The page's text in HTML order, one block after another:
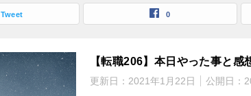
Tweet 0
【転職206】本日やった事と感
更新日： 2021年1月22日 公開日：